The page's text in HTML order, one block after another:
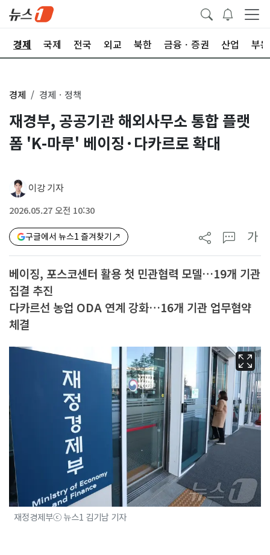
경제 국제 전국 외교 북한 금융ㆍ증권 산업 부
경제 경제ㆍ정책
재경부, 공공기관 해외사무소 통합 플랫
폼 'K-마루' 베이징·다카르로 확대
이강 기자
2026.05.27 오전 10:30
구글에서 뉴스1 즐겨찾기 가
베이징, 포스코센터 활용 첫 민관협력 모델…19개 기관
집결 추진
다카르선 농업 ODA 연계 강화…16개 기관 업무협약
체결
재정경제부ⓒ 뉴스1 김기남 기자